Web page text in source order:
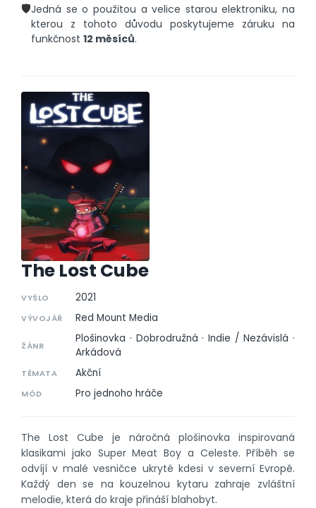
🛡️Jedná se o použitou a velice starou elektroniku, na
kterou z tohoto důvodu poskytujeme záruku na
funkčnost 12 měsíců.
The Lost Cube
VYŠLO 2021
VÝVOJÁŘ Red Mount Media
ŽÁNR
Plošinovka · Dobrodružná · Indie / Nezávislá ·
Arkádová
TÉMATA Akční
MÓD Pro jednoho hráče
The Lost Cube je náročná plošinovka inspirovaná
klasikami jako Super Meat Boy a Celeste. Příběh se
odvíjí v malé vesničce ukryté kdesi v severní Evropě.
Každý den se na kouzelnou kytaru zahraje zvláštní
melodie, která do kraje přináší blahobyt.